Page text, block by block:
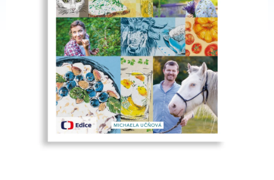
Všeobecné obchodní podmínky e-shopu České televize
Doprava a platba